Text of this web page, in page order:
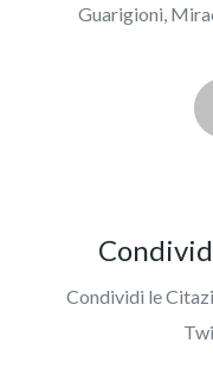
Guarigioni,
Condividi le